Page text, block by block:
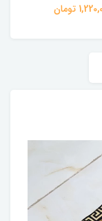
تومان